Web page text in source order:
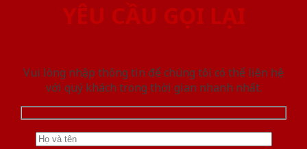
YÊU CẦU GỌI LẠI
Vui lòng nhập thông tin để chúng tôi có thể liên hệ
với quý khách trong thời gian nhanh nhất.